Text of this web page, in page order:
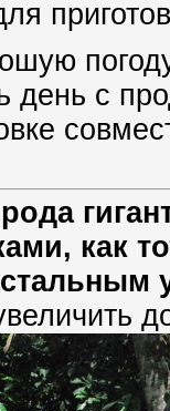
день с
как